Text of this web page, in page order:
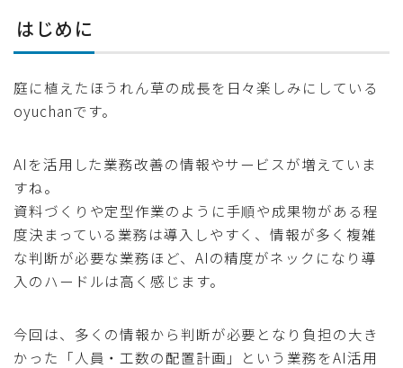
はじめに
庭に植えたほうれん草の成長を日々楽しみにしている
oyuchanです。
AIを活用した業務改善の情報やサービスが増えていま
すね。
資料づくりや定型作業のように手順や成果物がある程
度決まっている業務は導入しやすく、情報が多く複雑
な判断が必要な業務ほど、AIの精度がネックになり導
入のハードルは高く感じます。
今回は、多くの情報から判断が必要となり負担の大き
かった「人員・工数の配置計画」という業務をAI活用